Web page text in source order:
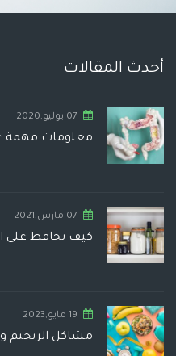
أحدث المقالات
07 يوليو,2020
معلومات مهمة
07 مارس,2021
كيف تحافظ على
19 مايو,2023
مشاكل الريجيم